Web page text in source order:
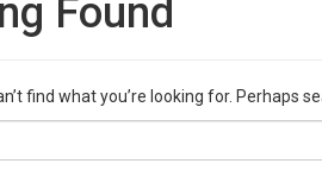
Found
find what you’re looking for. Perhaps